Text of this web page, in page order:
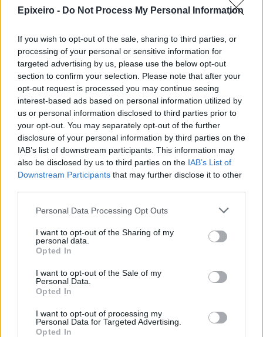
Epixeiro - Do Not Process My Personal Information
If you wish to opt-out of the sale, sharing to third parties, or
processing of your personal or sensitive information for
targeted advertising by us, please use the below opt-out
section to confirm your selection. Please note that after your
opt-out request is processed you may continue seeing
interest-based ads based on personal information utilized by
us or personal information disclosed to third parties prior to
your opt-out. You may separately opt-out of the further
disclosure of your personal information by third parties on the
IAB’s list of downstream participants. This information may
also be disclosed by us to third parties on the IAB’s List of
Downstream Participants that may further disclose it to other
Personal Data Processing Opt Outs
I want to opt-out of the Sharing of my
personal data.
Opted In
I want to opt-out of the Sale of my
Personal Data.
Opted In
I want to opt-out of processing my
Personal Data for Targeted Advertising.
Opted In
TP Greece: Πώς διαμορφώνεται το
μέλλον του Insurance στην εποχή του AI
Περισσότερα από το
Trade Estates: Στην κατοχή της το
τίμημα 49,35 εκατ. ευρώ
07/08/26|16:53